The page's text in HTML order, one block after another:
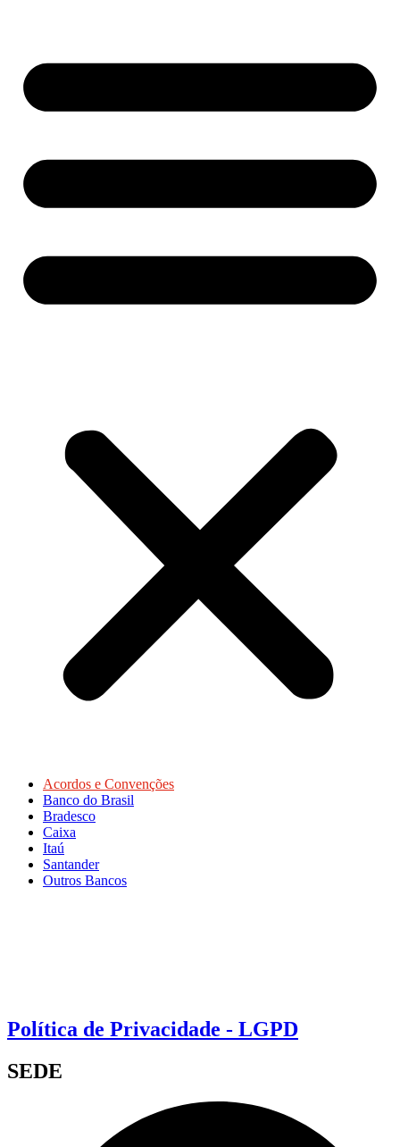
Acordos e Convenções
Banco do Brasil
Bradesco
Caixa
Itaú
Santander
Outros Bancos
Política de Privacidade - LGPD
SEDE